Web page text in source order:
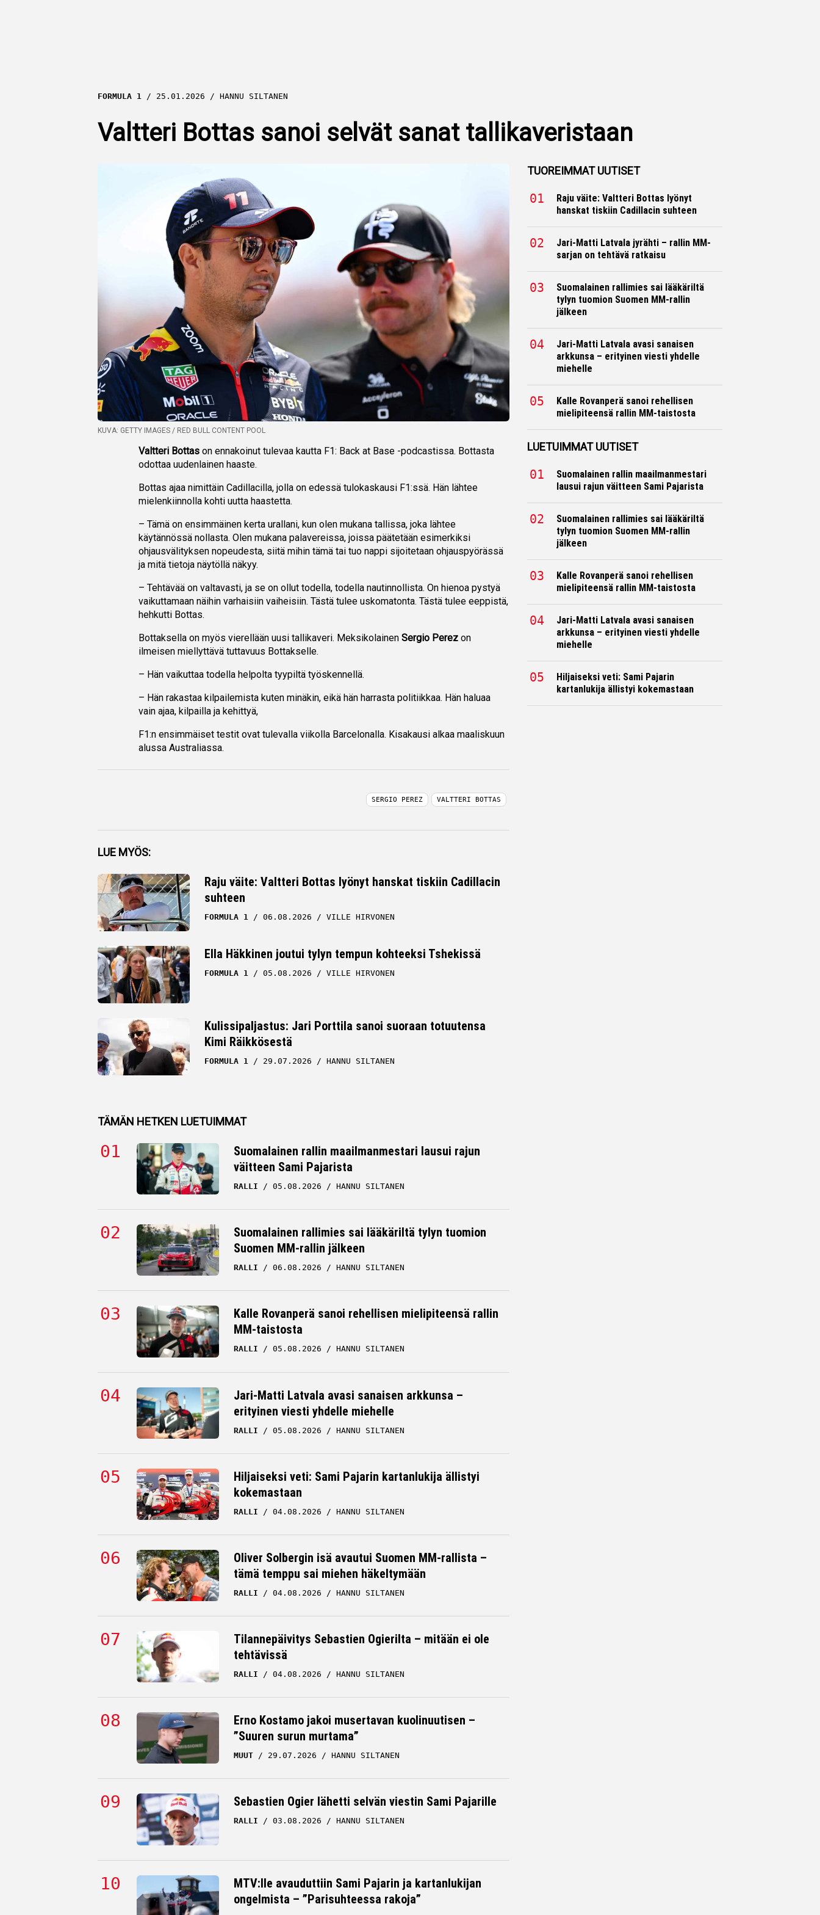
FORMULA 1 25.01.2026 HANNU SILTANEN
Valtteri Bottas sanoi selvät sanat tallikaveristaan
KUVA: GETTY IMAGES / RED BULL CONTENT POOL
Valtteri Bottason ennakoinut tulevaa kautta F1: Back at Base -podcastissa. Bottasta
odottaa uudenlainen haaste.
Bottas ajaa nimittäin Cadillacilla, jolla on edessä tulokaskausi F1:ssä. Hän lähtee
mielenkiinnolla kohti uutta haastetta.
– Tämä on ensimmäinen kerta urallani, kun olen mukana tallissa, joka lähtee
käytännössä nollasta. Olen mukana palavereissa, joissa päätetään esimerkiksi
ohjausvälityksen nopeudesta, siitä mihin tämä tai tuo nappi sijoitetaan ohjauspyörässä
ja mitä tietoja näytöllä näkyy.
– Tehtävää on valtavasti, ja se on ollut todella, todella nautinnollista. On hienoa pystyä
vaikuttamaan näihin varhaisiin vaiheisiin. Tästä tulee uskomatonta. Tästä tulee eeppistä,
hehkutti Bottas.
Bottaksella on myös vierellään uusi tallikaveri. MeksikolainenSergio Perez on
ilmeisen miellyttävä tuttavuus Bottakselle.
– Hän vaikuttaa todella helpolta tyypiltä työskennellä.
– Hän rakastaa kilpailemista kuten minäkin, eikä hän harrasta politiikkaa. Hän haluaa
vain ajaa, kilpailla ja kehittyä,
F1:n ensimmäiset testit ovat tulevalla viikolla Barcelonalla. Kisakausi alkaa maaliskuun
alussa Australiassa.
Facebook
Twitter
Whatsapp
SERGIO PEREZ VALTTERI BOTTAS
LUE MYÖS:
Raju väite: Valtteri Bottas lyönyt hanskat tiskiin Cadillacin
suhteen
FORMULA 1 06.08.2026 VILLE HIRVONEN
Ella Häkkinen joutui tylyn tempun kohteeksi Tshekissä
FORMULA 1 05.08.2026 VILLE HIRVONEN
Kulissipaljastus: Jari Porttila sanoi suoraan totuutensa
Kimi Räikkösestä
FORMULA 1 29.07.2026 HANNU SILTANEN
TÄMÄN HETKEN LUETUIMMAT
Suomalainen rallin maailmanmestari lausui rajun
väitteen Sami Pajarista
RALLI 05.08.2026 HANNU SILTANEN
Suomalainen rallimies sai lääkäriltä tylyn tuomion
Suomen MM-rallin jälkeen
RALLI 06.08.2026 HANNU SILTANEN
Kalle Rovanperä sanoi rehellisen mielipiteensä rallin
MM-taistosta
RALLI 05.08.2026 HANNU SILTANEN
Jari-Matti Latvala avasi sanaisen arkkunsa –
erityinen viesti yhdelle miehelle
RALLI 05.08.2026 HANNU SILTANEN
Hiljaiseksi veti: Sami Pajarin kartanlukija ällistyi
kokemastaan
RALLI 04.08.2026 HANNU SILTANEN
Oliver Solbergin isä avautui Suomen MM-rallista –
tämä temppu sai miehen häkeltymään
RALLI 04.08.2026 HANNU SILTANEN
Tilannepäivitys Sebastien Ogierilta – mitään ei ole
tehtävissä
RALLI 04.08.2026 HANNU SILTANEN
Erno Kostamo jakoi musertavan kuolinuutisen –
”Suuren surun murtama”
MUUT 29.07.2026 HANNU SILTANEN
Sebastien Ogier lähetti selvän viestin Sami Pajarille
RALLI 03.08.2026 HANNU SILTANEN
MTV:lle avauduttiin Sami Pajarin ja kartanlukijan
ongelmista – ”Parisuhteessa rakoja”
TUOREIMMAT UUTISET
Raju väite: Valtteri Bottas lyönyt
hanskat tiskiin Cadillacin suhteen
Jari-Matti Latvala jyrähti – rallin MM-
sarjan on tehtävä ratkaisu
Suomalainen rallimies sai lääkäriltä
tylyn tuomion Suomen MM-rallin
jälkeen
Jari-Matti Latvala avasi sanaisen
arkkunsa – erityinen viesti yhdelle
miehelle
Kalle Rovanperä sanoi rehellisen
mielipiteensä rallin MM-taistosta
LUETUIMMAT UUTISET
Suomalainen rallin maailmanmestari
lausui rajun väitteen Sami Pajarista
Suomalainen rallimies sai lääkäriltä
tylyn tuomion Suomen MM-rallin
jälkeen
Kalle Rovanperä sanoi rehellisen
mielipiteensä rallin MM-taistosta
Jari-Matti Latvala avasi sanaisen
arkkunsa – erityinen viesti yhdelle
miehelle
Hiljaiseksi veti: Sami Pajarin
kartanlukija ällistyi kokemastaan